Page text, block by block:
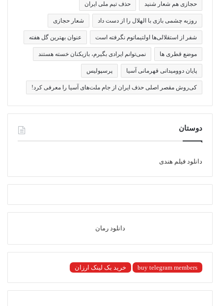
حجازی هم شعار شنید حذف تیم ملی ایران
روزبه چشمی بازی با الهلال را از دست داد شعار حجازی
شفر از استقلالی‌ها اولتیماتوم نگرفته است عنوان بهترین گل هفته
موضع قطری ها نمی‌توانم ایرادی بگیرم، بازیکنان خسته هستند
پایان دوومیدانی قهرمانی آسیا پرسپولیس
کی‌روش مقصر اصلی حذف ایران از جام ملت‌های آسیا را معرفی کرد!
دوستان
دانلود فیلم هندی
دانلود رمان
buy telegram members خرید بک لینک ارزان